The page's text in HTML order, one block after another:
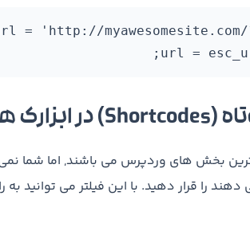
بخش های وردپرس می باشند, اما شما نمی
دهند را قرار دهید. با این فیلتر می توانید